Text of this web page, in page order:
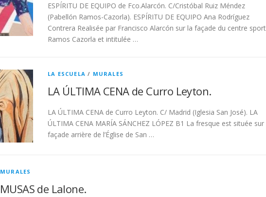
ESPÍRITU DE EQUIPO de Fco.Alarcón. C/Cristóbal Ruiz Méndez
(Pabellón Ramos-Cazorla). ESPÍRITU DE EQUIPO Ana Rodríguez
Contrera Realisée par Francisco Alarcón sur la façade du centre
Ramos Cazorla et intitulée …
LA ESCUELA / MURALES
LA ÚLTIMA CENA de Curro Leyton.
LA ÚLTIMA CENA de Curro Leyton. C/ Madrid (Iglesia San José). LA
ÚLTIMA CENA MARÍA SÁNCHEZ LÓPEZ B1 La fresque est située sur
façade arrière de l’Église de San …
MURALES
MUSAS de Lalone.